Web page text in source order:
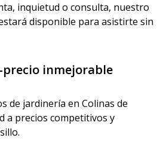
inquietud o consulta, nuestro
disponible para asistirte sin
precio inmejorable
de jardinería en Colinas de
a precios competitivos y